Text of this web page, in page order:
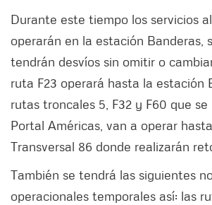
Durante este tiempo los servicios
operarán en la estación Banderas,
tendrán desvíos sin omitir o
ruta F23 operará hasta la estación
rutas troncales 5, F32 y F60 que
Portal Américas, van a operar
Transversal 86 donde realizarán
También se tendrá las siguientes
operacionales temporales así: las